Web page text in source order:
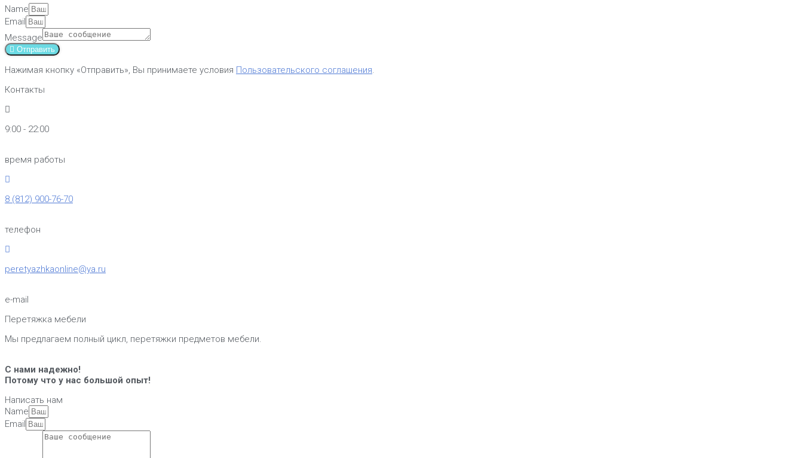
Name
Email
Message
Отправить
Нажимая кнопку «Отправить», Вы принимаете условия Пользовательского соглашения.
Контакты
9:00 - 22:00
время работы
8 (812) 900-76-70
телефон
peretyazhkaonline@ya.ru
e-mail
Перетяжка мебели
Мы предлагаем полный цикл, перетяжки предметов мебели.
С нами надежно!
Потому что у нас большой опыт!
Написать нам
Name
Email